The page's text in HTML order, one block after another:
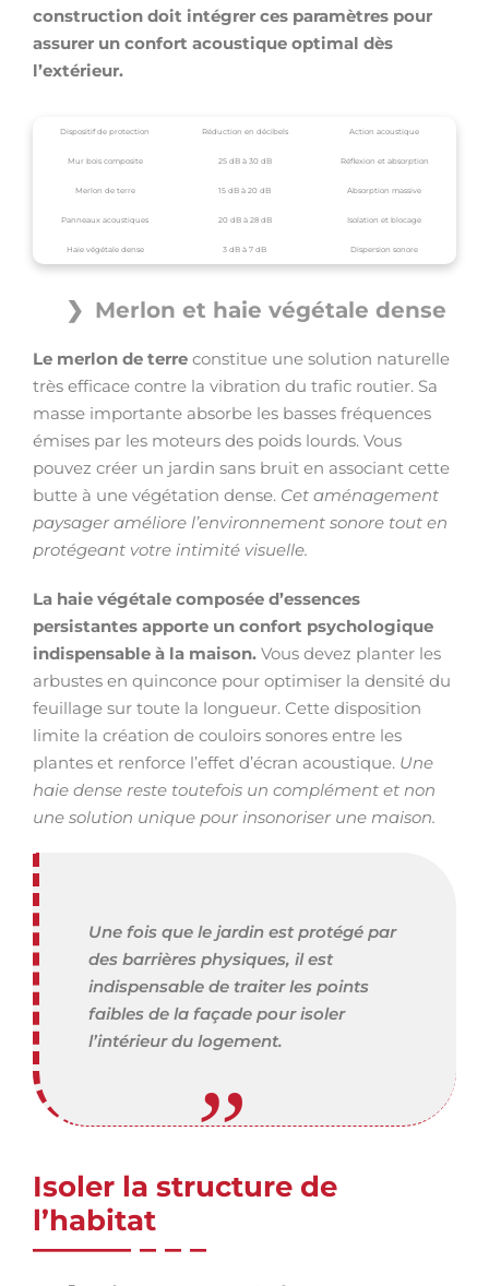
construction doit intégrer ces paramètres pour
assurer un confort acoustique optimal dès
l’extérieur.
Dispositif de protection Réduction en décibels Action acoustique
Mur bois composite 25 dB à 30 dB Réflexion et absorption
Merlon de terre 15 dB à 20 dB Absorption massive
Panneaux acoustiques 20 dB à 28 dB Isolation et blocage
Haie végétale dense 3 dB à 7 dB Dispersion sonore
Merlon et haie végétale dense
Le merlon de terre constitue une solution naturelle
très efficace contre la vibration du trafic routier. Sa
masse importante absorbe les basses fréquences
émises par les moteurs des poids lourds. Vous
pouvez créer un jardin sans bruit en associant cette
butte à une végétation dense. Cet aménagement
paysager améliore l’environnement sonore tout en
protégeant votre intimité visuelle.
La haie végétale composée d’essences
persistantes apporte un confort psychologique
indispensable à la maison. Vous devez planter les
arbustes en quinconce pour optimiser la densité du
feuillage sur toute la longueur. Cette disposition
limite la création de couloirs sonores entre les
plantes et renforce l’effet d’écran acoustique. Une
haie dense reste toutefois un complément et non
une solution unique pour insonoriser une maison.
Une fois que le jardin est protégé par
des barrières physiques, il est
indispensable de traiter les points
faibles de la façade pour isoler
l’intérieur du logement.
Isoler la structure de
l’habitat